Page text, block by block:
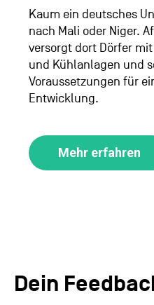
Kaum ein deutsches
nach Mali oder Niger.
versorgt dort Dörfer
und Kühlanlagen und
Voraussetzungen für
Entwicklung.
Mehr erfahren
Dein